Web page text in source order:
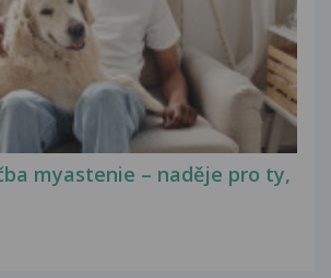
myastenie – naděje pro ty,